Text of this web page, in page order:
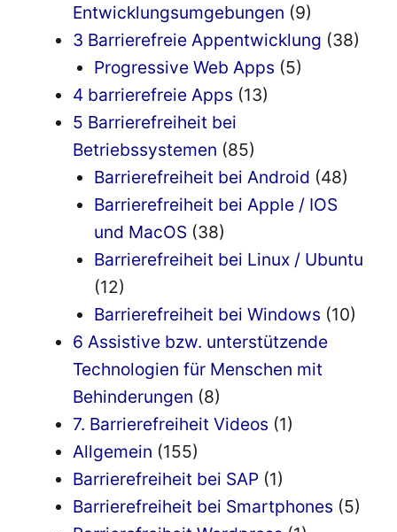
Entwicklungsumgebungen (9)
3 Barrierefreie Appentwicklung (38)
Progressive Web Apps (5)
4 barrierefreie Apps (13)
5 Barrierefreiheit bei
Betriebssystemen (85)
Barrierefreiheit bei Android (48)
Barrierefreiheit bei Apple / IOS
und MacOS (38)
Barrierefreiheit bei Linux / Ubuntu
(12)
Barrierefreiheit bei Windows (10)
6 Assistive bzw. unterstützende
Technologien für Menschen mit
Behinderungen (8)
7. Barrierefreiheit Videos (1)
Allgemein (155)
Barrierefreiheit bei SAP (1)
Barrierefreiheit bei Smartphones (5)